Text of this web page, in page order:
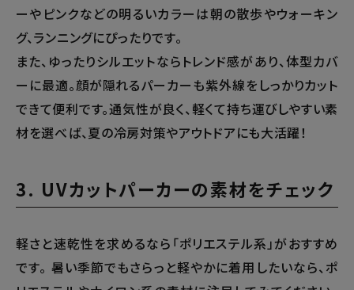
ーやピンクなどの明るいカラーは朝の散歩やウォーキン
グ、ランニングにぴったりです。
また、ゆったりシルエットならトレンド感があり、体型カバ
ーに最適。顔が隠れるパーカーも紫外線をしっかりカット
できて便利です。通気性が良く、軽くて持ち運びしやすい素
材を選べば、夏の冷房対策やアウトドアにも大活躍！
3. UVカットパーカーの素材をチェック
軽さと速乾性を求めるなら「ポリエステル系」がおすすめ
です。 暑い季節でもさらっと軽やかに着用したいなら、ポ